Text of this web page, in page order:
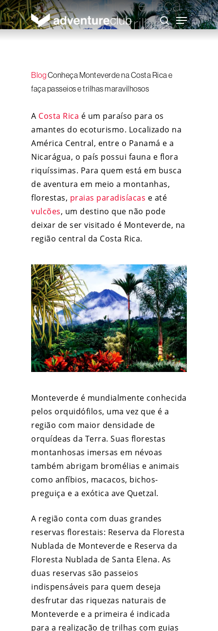
Skip
to
main
content
search
Menu
na Costa Rica e faça
passeios e trilhas
28 de maio de 2015
BlogConheça Monteverde na Costa Rica e
faça passeios e trilhas maravilhosos
A Costa Rica é um paraíso para os
amantes do ecoturismo. Localizado na
América Central, entre o Panamá e a
Nicarágua, o país possui fauna e flora
riquíssimas. Para quem está em busca
de aventura em meio a montanhas,
florestas, praias paradisíacas e até
vulcões, um destino que não pode
deixar de ser visitado é Monteverde, na
região central da Costa Rica.
Monteverde é mundialmente conhecida
pelos orquidófilos, uma vez que é a
região com maior densidade de
orquídeas da Terra. Suas florestas
montanhosas imersas em névoas
também abrigam bromélias e animais
como anfíbios, macacos, bichos-
preguiça e a exótica ave Quetzal.
A região conta com duas grandes
reservas florestais: Reserva da Floresta
Nublada de Monteverde e Reserva da
Floresta Nublada de Santa Elena. As
duas reservas são passeios
indispensáveis para quem deseja
desfrutar das riquezas naturais de
Monteverde e a primeira é indicada
para a realização de trilhas com guias